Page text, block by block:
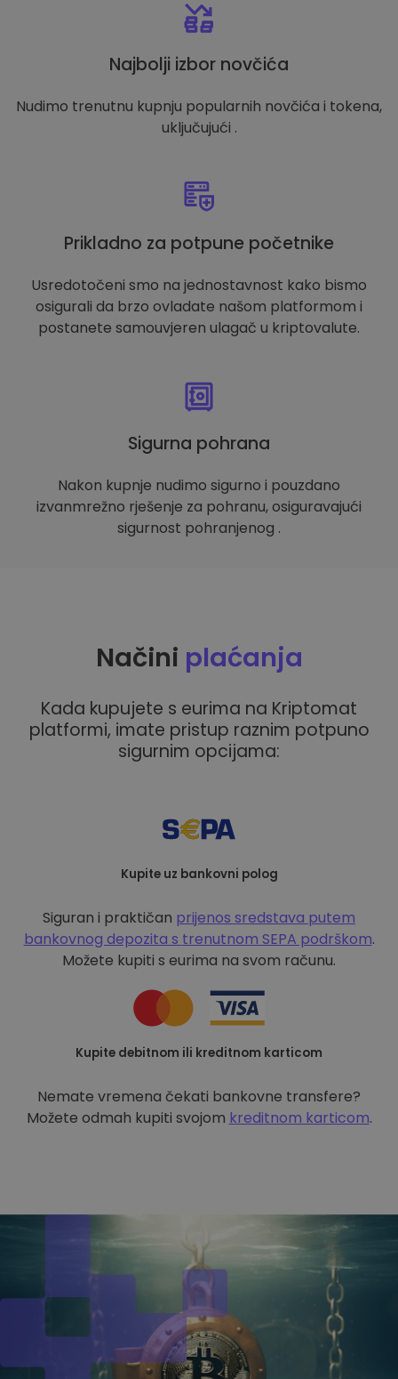
Najbolji izbor novčića
Nudimo trenutnu kupnju popularnih novčića i tokena,
uključujući .
Prikladno za potpune početnike
Usredotočeni smo na jednostavnost kako bismo
osigurali da brzo ovladate našom platformom i
postanete samouvjeren ulagač u kriptovalute.
Sigurna pohrana
Nakon kupnje nudimo sigurno i pouzdano
izvanmrežno rješenje za pohranu, osiguravajući
sigurnost pohranjenog .
Načini plaćanja
Kada kupujete s eurima na Kriptomat
platformi, imate pristup raznim potpuno
sigurnim opcijama:
Kupite uz bankovni polog
Siguran i praktičan prijenos sredstava putem
bankovnog depozita s trenutnom SEPA podrškom.
Možete kupiti s eurima na svom računu.
Kupite debitnom ili kreditnom karticom
Nemate vremena čekati bankovne transfere?
Možete odmah kupiti svojom kreditnom karticom.